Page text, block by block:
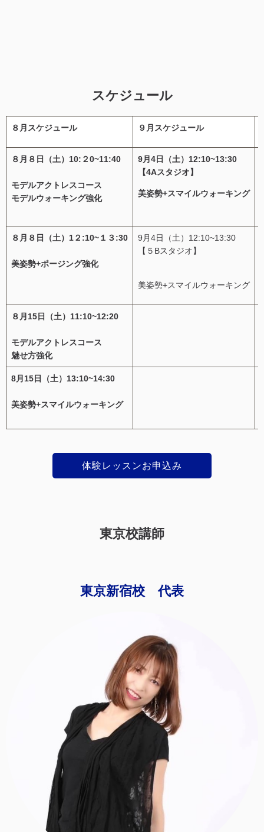
スケジュール
８月スケジュール ９月スケジュール
８月８日（土）10:２0~11:40
モデルアクトレスコース
モデルウォーキング強化
9月4日（土）12:10~13:30
【4Aスタジオ】
美姿勢+スマイルウォーキング
８月８日（土）1２:10~１３:30
美姿勢+ポージング強化
9月4日（土）12:10~13:30
【５Bスタジオ】
美姿勢+スマイルウォーキング
８月15日（土）11:10~12:20
モデルアクトレスコース
魅せ方強化
8月15日（土）13:10~14:30
美姿勢+スマイルウォーキング
体験レッスンお申込み
東京校講師
東京新宿校 代表